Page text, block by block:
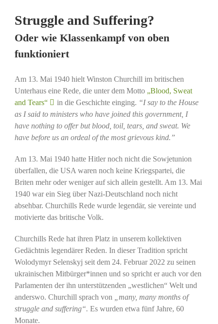
Struggle and Suffering?
Oder wie Klassenkampf von oben
funktioniert
Am 13. Mai 1940 hielt Winston Churchill im britischen
Unterhaus eine Rede, die unter dem Motto „Blood, Sweat
and Tears“
in die Geschichte einging. “I say to the House
as I said to ministers who have joined this government, I
have nothing to offer but blood, toil, tears, and sweat. We
have before us an ordeal of the most grievous kind.”
Am 13. Mai 1940 hatte Hitler noch nicht die Sowjetunion
überfallen, die USA waren noch keine Kriegspartei, die
Briten mehr oder weniger auf sich allein gestellt. Am 13. Mai
1940 war ein Sieg über Nazi-Deutschland noch nicht
absehbar. Churchills Rede wurde legendär, sie vereinte und
motivierte das britische Volk.
Churchills Rede hat ihren Platz in unserem kollektiven
Gedächtnis legendärer Reden. In dieser Tradition spricht
Wolodymyr Selenskyj seit dem 24. Februar 2022 zu seinen
ukrainischen Mitbürger*innen und so spricht er auch vor den
Parlamenten der ihn unterstützenden „westlichen“ Welt und
anderswo. Churchill sprach von
„many, many months of
struggle and suffering“. Es wurden etwa fünf Jahre, 60
Monate.